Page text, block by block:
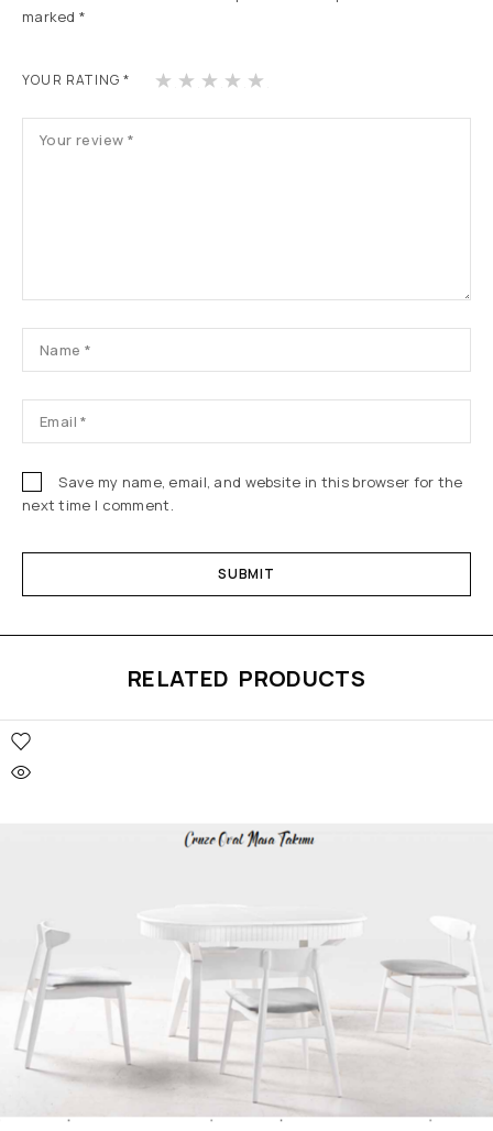
marked*
YOUR RATING* 1 2 3 4
Save my name, email, and website in this browser for the
next time I comment.
RELATED PRODUCTS